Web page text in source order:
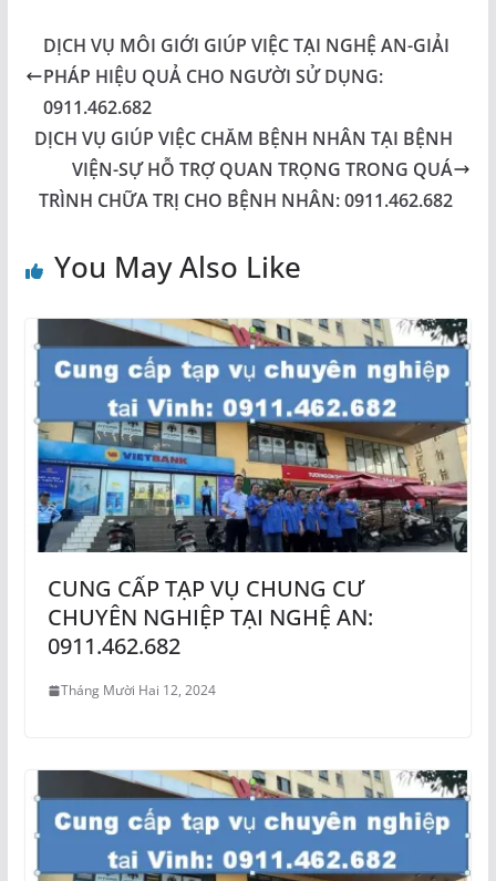
DỊCH VỤ MÔI GIỚI GIÚP VIỆC TẠI NGHỆ AN-GIẢI
PHÁP HIỆU QUẢ CHO NGƯỜI SỬ DỤNG:
0911.462.682
DỊCH VỤ GIÚP VIỆC CHĂM BỆNH NHÂN TẠI BỆNH
VIỆN-SỰ HỖ TRỢ QUAN TRỌNG TRONG QUÁ
TRÌNH CHỮA TRỊ CHO BỆNH NHÂN: 0911.462.682
You May Also Like
CUNG CẤP TẠP VỤ CHUNG CƯ
CHUYÊN NGHIỆP TẠI NGHỆ AN:
0911.462.682
Tháng Mười Hai 12, 2024